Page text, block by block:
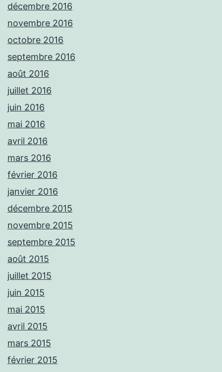
décembre 2016
novembre 2016
octobre 2016
septembre 2016
août 2016
juillet 2016
juin 2016
mai 2016
avril 2016
mars 2016
février 2016
janvier 2016
décembre 2015
novembre 2015
septembre 2015
août 2015
juillet 2015
juin 2015
mai 2015
avril 2015
mars 2015
février 2015